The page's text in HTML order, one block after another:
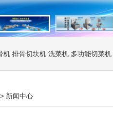
机 排骨切块机 洗菜机 多功能切菜机
> 新闻中心